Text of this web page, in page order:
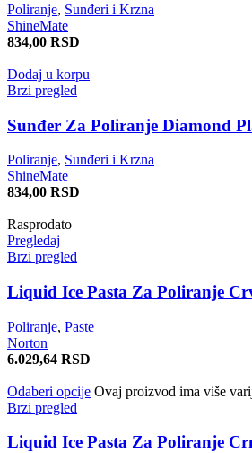
Poliranje, Sunđeri i Krzna
ShineMate
834,00 RSD
Dodaj u korpu
Brzi pregled
Sunđer Za Poliranje Diamond
Poliranje, Sunđeri i Krzna
ShineMate
834,00 RSD
Rasprodato
Pregledaj
Brzi pregled
Liquid Ice Pasta Za Poliranje
Poliranje, Paste
Norton
6.029,64 RSD
Odaberi opcije Ovaj proizvod ima više
Brzi pregled
Liquid Ice Pasta Za Poliranje